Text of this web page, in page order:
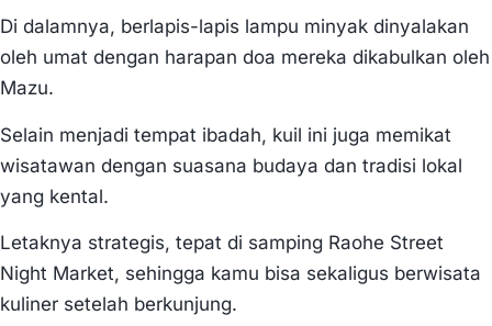
Di dalamnya, berlapis-lapis lampu minyak dinyalakan
oleh umat dengan harapan doa mereka dikabulkan oleh
Mazu.
Selain menjadi tempat ibadah, kuil ini juga memikat
wisatawan dengan suasana budaya dan tradisi lokal
yang kental.
Letaknya strategis, tepat di samping Raohe Street
Night Market, sehingga kamu bisa sekaligus berwisata
kuliner setelah berkunjung.